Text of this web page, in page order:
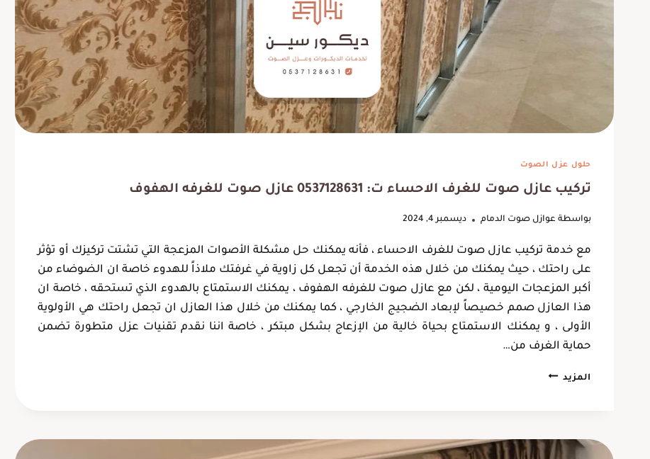
حلول عزل الصوت
تركيب عازل صوت للغرف الاحساء ت: 0537128631 عازل صوت للغرفه الهفوف
بواسطة عوازل صوت الدمام ديسمبر 4, 2024
مع خدمة تركيب عازل صوت للغرف الاحساء ، فأنه يمكنك حل مشكلة الأصوات المزعجة التي تشتت تركيزك أو تؤثر
على راحتك ، حيث يمكنك من خلال هذه الخدمة أن تجعل كل زاوية في غرفتك ملاذاً للهدوء خاصة ان الضوضاء من
أكبر المزعجات اليومية ، لكن مع عازل صوت للغرفه الهفوف ، يمكنك الاستمتاع بالهدوء الذي تستحقه ، خاصة ان
هذا العازل صمم خصيصاً لإبعاد الضجيج الخارجي ، كما يمكنك من خلال هذا العازل ان تجعل راحتك هي الأولوية
الأولى ، و يمكنك الاستمتاع بحياة خالية من الإزعاج بشكل مبتكر ، خاصة اننا نقدم تقنيات عزل متطورة تضمن
حماية الغرف من…
المزيدتركيب
الاحساء
لعمل ديكور شيبورد للتلفزيون ،
كما أن اسعارهم مناسبة وجودة
فهد حجازي
الخبر، حي الحزام
الوقت. كما اتمنى لهم التوفيق
أم خالد
الإحساء، الهفوف
أفضل مقاول تشطيب بالدمام،
الدمام، حي
الفردوس